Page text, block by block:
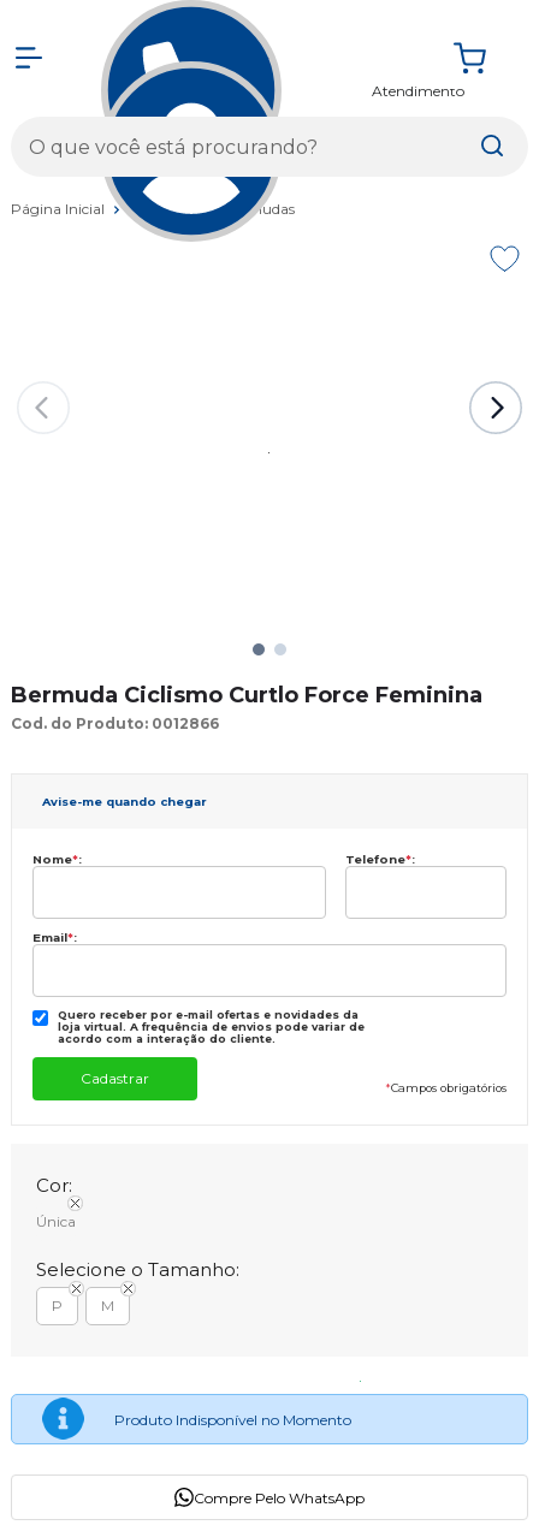
Atendimento
Página Inicial Vestuários Bermudas
Bermuda Ciclismo Curtlo Force Feminina
Cod. do Produto: 0012866
Avise-me quando chegar
Nome*: Telefone*:
Email*:
Quero receber por e-mail ofertas e novidades da
loja virtual. A frequência de envios pode variar de
acordo com a interação do cliente.
*Campos obrigatórios
Cor:
Única
Selecione o Tamanho:
P M
Produto Indisponível no Momento
Compre Pelo WhatsApp